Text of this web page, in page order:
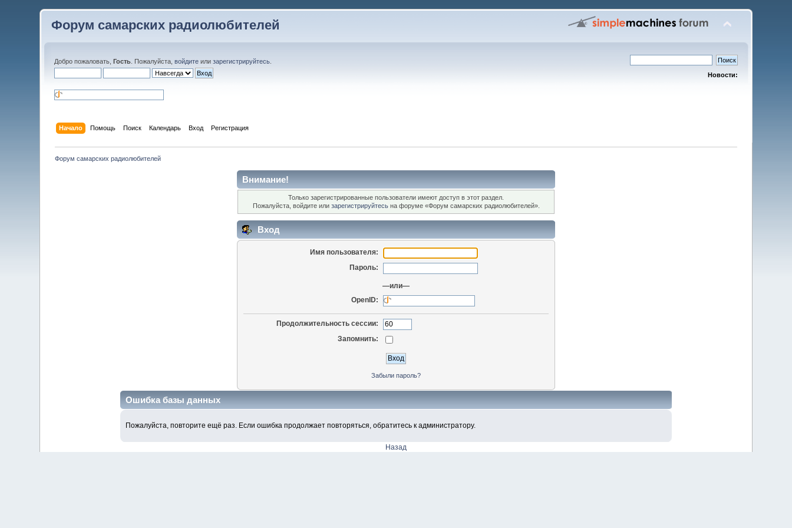
Форум самарских радиолюбителей
Добро пожаловать,Гость . Пожалуйста,войдите илизарегистрируйтесь
Новости:
Начало Помощь Поиск Календарь Вход Регистрация
Форум самарских радиолюбителей
Внимание!
Только зарегистрированные пользователи имеют доступ в этот раздел.
Пожалуйста, войдите или зарегистрируйтесьна форуме «Форум самарских радиолюбителей».
Вход
Имя пользователя:
Пароль:
—или—
OpenID:
Продолжительность сессии:
Запомнить:
Забыли пароль?
Ошибка базы данных
Пожалуйста, повторите ещё раз. Если ошибка продолжает повторяться, обратитесь к администратору.
Назад